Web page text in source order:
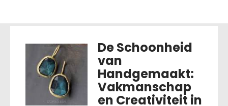
De Schoonheid
van
Handgemaakt:
Vakmanschap
en Creativiteit in